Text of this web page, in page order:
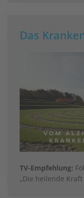
Das
TV-Empfehlung:
„Die heilende Kraft